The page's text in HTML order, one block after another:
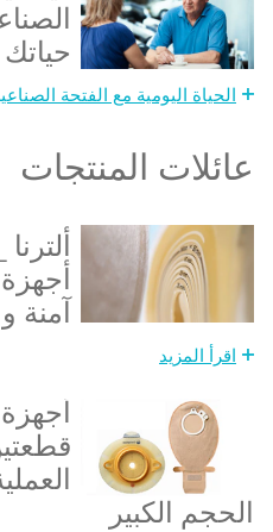
حياتك
الحياة اليومية مع الفتحة
عائلات المنتجات
ألترنا _
آمنة
اقرأ المزيد
الحجم الكبير